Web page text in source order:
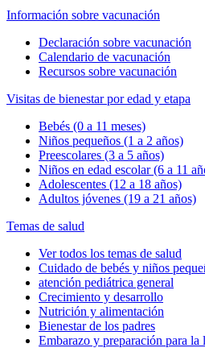
Información sobre vacunación
Declaración sobre vacunación
Calendario de vacunación
Recursos sobre vacunación
Visitas de bienestar por edad y etapa
Bebés (0 a 11 meses)
Niños pequeños (1 a 2 años)
Preescolares (3 a 5 años)
Niños en edad escolar (6 a 11
Adolescentes (12 a 18 años)
Adultos jóvenes (19 a 21 años)
Temas de salud
Ver todos los temas de salud
Cuidado de bebés y niños
atención pediátrica general
Crecimiento y desarrollo
Nutrición y alimentación
Bienestar de los padres
Embarazo y preparación para la